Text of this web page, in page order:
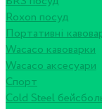
Roxon посуд
Портативні
Wacaco кавоварки
Wacaco аксесуари
Спорт
Cold Steel